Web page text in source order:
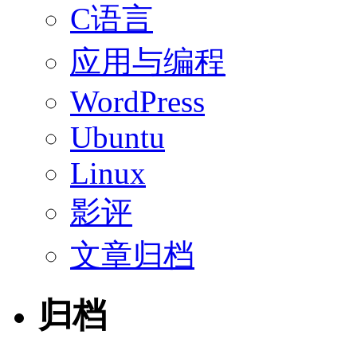
C语言
应用与编程
WordPress
Ubuntu
Linux
影评
文章归档
归档